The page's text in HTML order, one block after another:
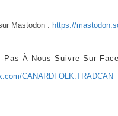
Mastodon : https://
Pas À Nous Suivre Sur
CANARDFOLK.TRADCAN